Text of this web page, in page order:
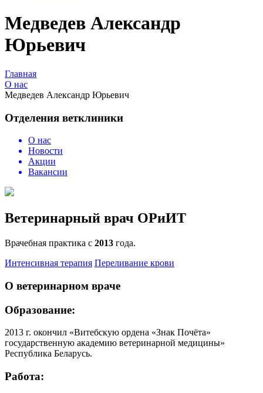
Медведев Александр
Юрьевич
Главная
О нас
Медведев Александр Юрьевич
Отделения ветклиники
О нас
Новости
Акции
Вакансии
Ветеринарный врач ОРиИТ
Врачебная практика с 2013 года.
Интенсивная терапия Переливание крови
О ветеринарном враче
Образование:
2013 г. окончил «Витебскую ордена «Знак Почёта»
государственную академию ветеринарной медицины»
Республика Беларусь.
Работа: